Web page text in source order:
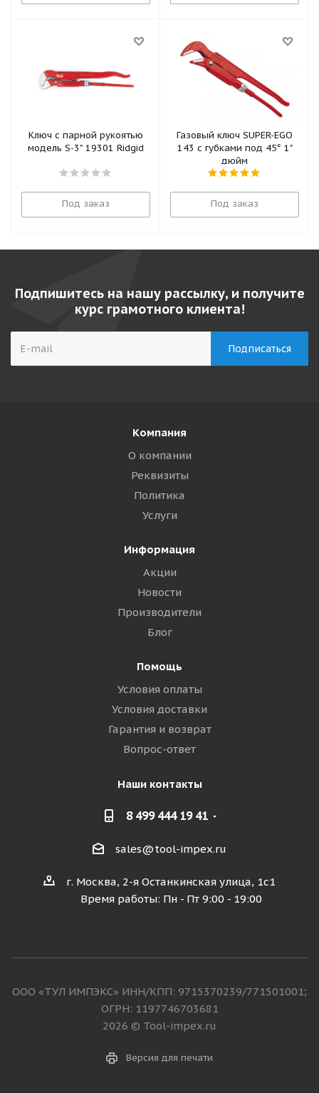
Ключ с парной рукоятью
модель S-3" 19301 Ridgid
Под заказ
Газовый ключ SUPER-EGO
143 с губками под 45° 1"
дюйм
Под заказ
Подпишитесь на нашу рассылку, и получите
курс грамотного клиента!
Компания
О компании
Реквизиты
Политика
Услуги
Информация
Акции
Новости
Производители
Блог
Помощь
Условия оплаты
Условия доставки
Гарантия и возврат
Вопрос-ответ
Наши контакты
8 499 444 19 41
sales@tool-impex.ru
г. Москва, 2-я Останкинская улица, 1с1
Время работы: Пн - Пт 9:00 - 19:00
ООО «ТУЛ ИМПЭКС» ИНН/КПП: 9715370239/771501001;
ОГРН: 1197746703681
2026 © Tool-impex.ru
Версия для печати